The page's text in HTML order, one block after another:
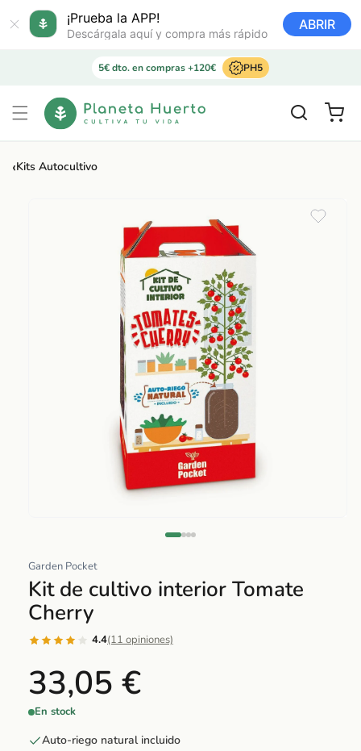
¡Prueba la APP!
Descárgala aquí y compra más rápido
ABRIR
directamente
al contenido
5€ dto. en compras +120€ PH5
Carrito
‹Kits Autocultivo
multimedia
1
en
una
ventana
modal
Garden Pocket
Kit de cultivo interior Tomate
Cherry
4.4(11 opiniones)
33,05 €
En stock
Auto-riego natural incluido